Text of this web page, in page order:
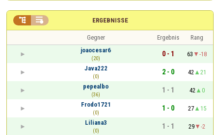
ERGEBNISSE
 
Gegner Ergebnis
Rang
joaocesar6
(20)
0 - 1 63
-18
Java222
(0)
2 - 0 42
21
pepealbo
(36)
1 - 1 42
0
Frodo1721
(0)
1 - 0 27
15
Liliana3
(0)
1 - 1 29
-2